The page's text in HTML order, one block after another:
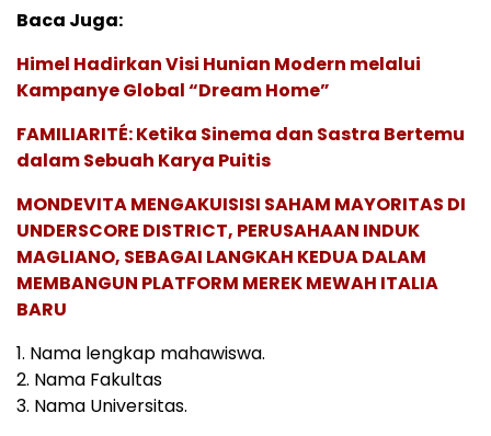
Baca Juga:
Himel Hadirkan Visi Hunian Modern melalui
Kampanye Global “Dream Home”
FAMILIARITÉ: Ketika Sinema dan Sastra Bertemu
dalam Sebuah Karya Puitis
MONDEVITA MENGAKUISISI SAHAM MAYORITAS DI
UNDERSCORE DISTRICT, PERUSAHAAN INDUK
MAGLIANO, SEBAGAI LANGKAH KEDUA DALAM
MEMBANGUN PLATFORM MEREK MEWAH ITALIA
BARU
1. Nama lengkap mahawiswa.
2. Nama Fakultas
3. Nama Universitas.